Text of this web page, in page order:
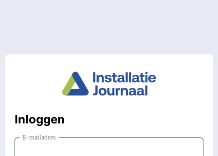
Inloggen
E-mailadres